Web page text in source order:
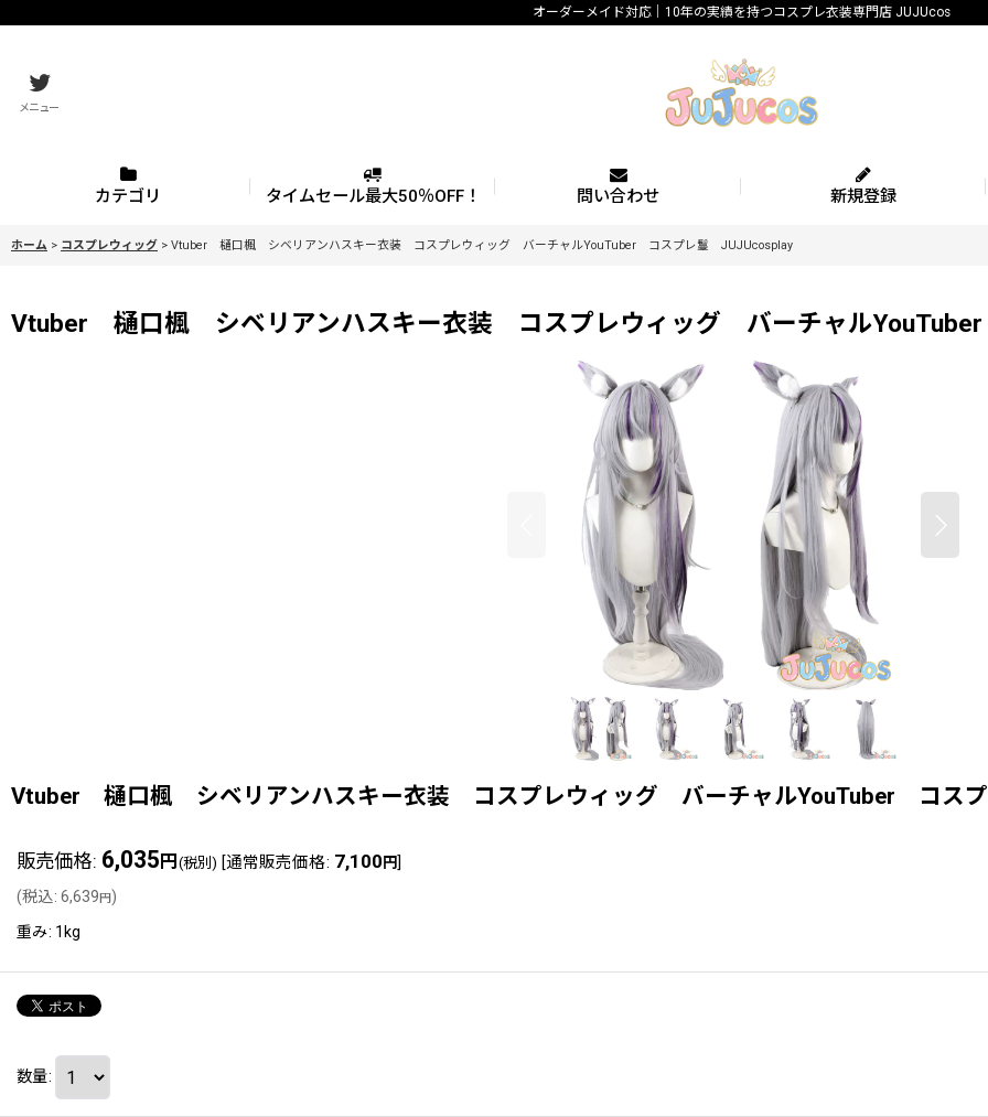
オーダーメイド対応｜10年の実績を持つコスプレ衣装専門店 JUJUcos
メニュー
カテゴリ タイムセール最大50％OFF！ 問い合わせ 新規登録
ホーム > コスプレウィッグ > Vtuber 樋口楓 シベリアンハスキー衣装 コスプレウィッグ バーチャルYouTuber コスプレ鬘 JUJUcosplay
Vtuber 樋口楓 シベリアンハスキー衣装 コスプレウィッグ バーチャル
Vtuber 樋口楓 シベリアンハスキー衣装 コスプレウィッグ バーチャルYouTuber コス
販売価格: 6,035 円 (税別) [通常販売価格: 7,100 円]
(税込: 6,639円)
重み: 1kg
数量: